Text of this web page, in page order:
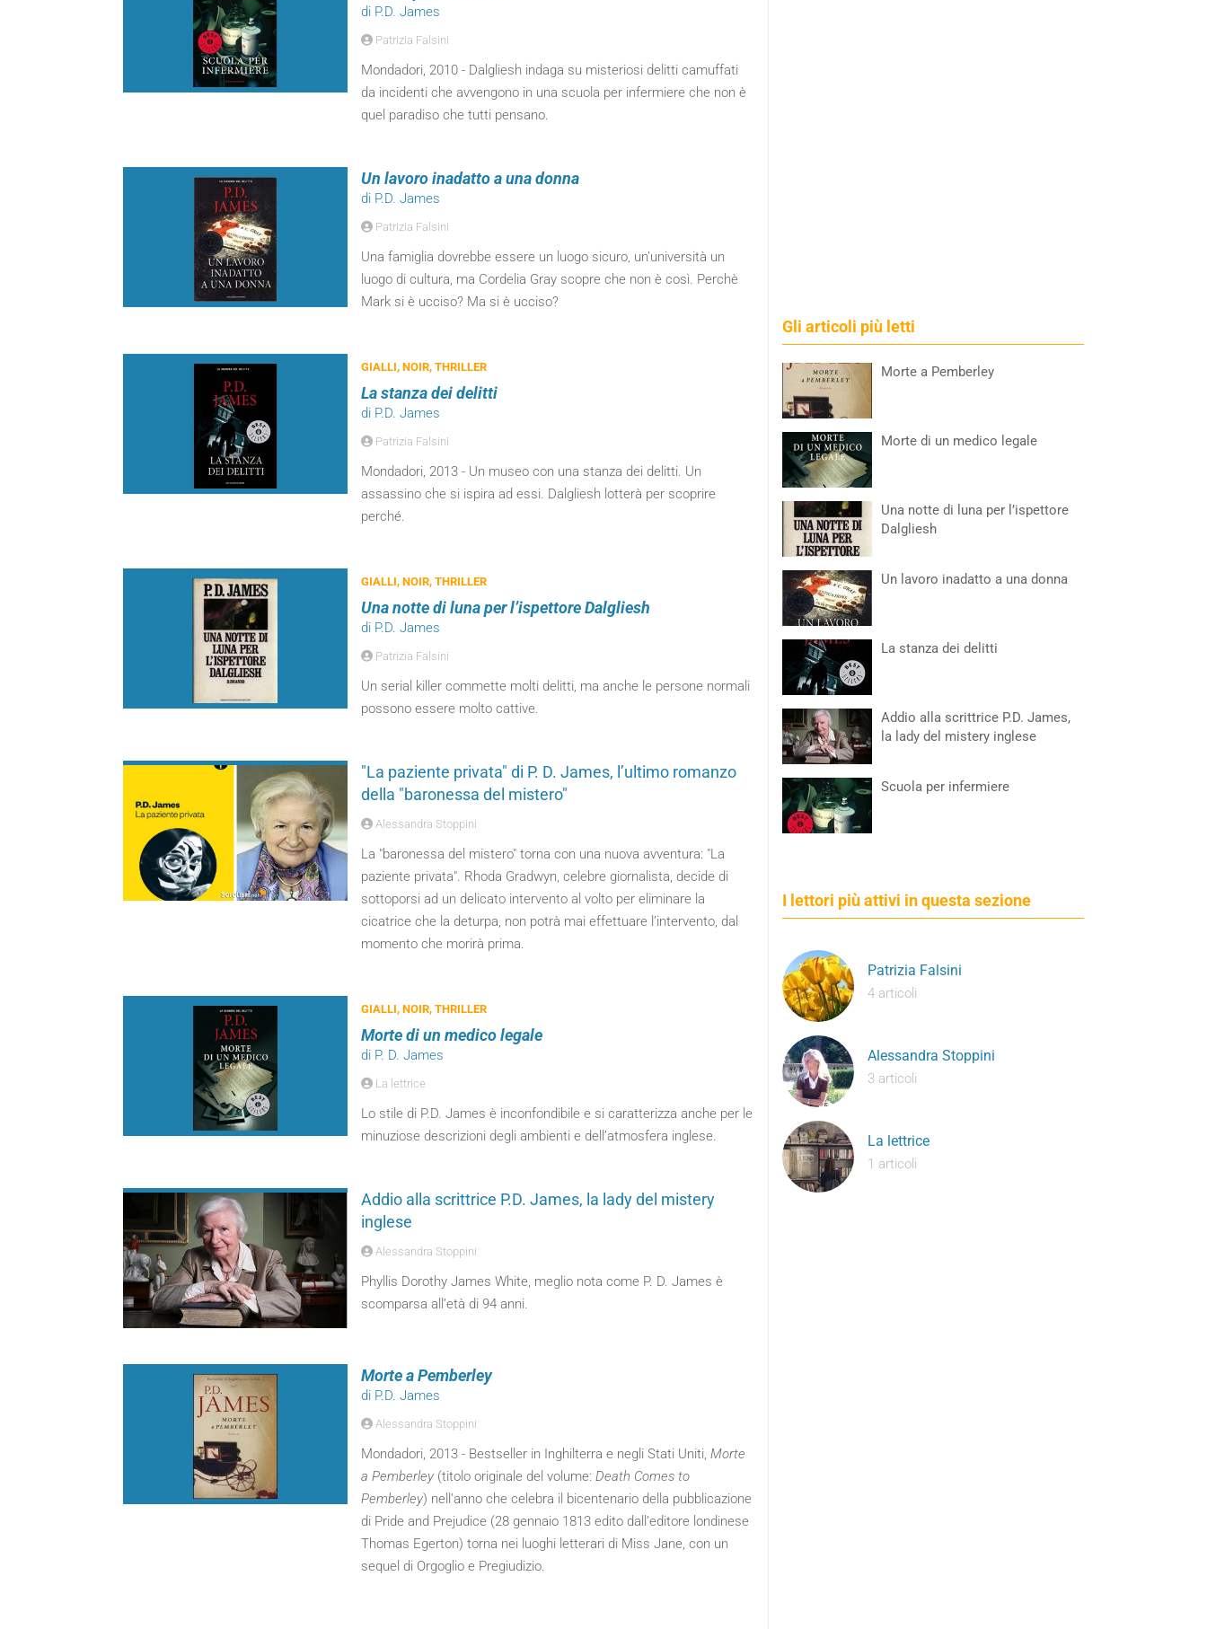
di P.D. James
Patrizia Falsini
Mondadori, 2010 - Dalgliesh indaga su misteriosi delitti camuffati
da incidenti che avvengono in una scuola per infermiere che non è
quel paradiso che tutti pensano.
Un lavoro inadatto a una donna
di P.D. James
Patrizia Falsini
Una famiglia dovrebbe essere un luogo sicuro, un’università un
luogo di cultura, ma Cordelia Gray scopre che non è così. Perchè
Mark si è ucciso? Ma si è ucciso?
GIALLI, NOIR, THRILLER
La stanza dei delitti
di P.D. James
Patrizia Falsini
Mondadori, 2013 - Un museo con una stanza dei delitti. Un
assassino che si ispira ad essi. Dalgliesh lotterà per scoprire
perché.
GIALLI, NOIR, THRILLER
Una notte di luna per l’ispettore Dalgliesh
di P.D. James
Patrizia Falsini
Un serial killer commette molti delitti, ma anche le persone normali
possono essere molto cattive.
"La paziente privata" di P. D. James, l’ultimo romanzo
della "baronessa del mistero"
Alessandra Stoppini
La "baronessa del mistero" torna con una nuova avventura: "La
paziente privata". Rhoda Gradwyn, celebre giornalista, decide di
sottoporsi ad un delicato intervento al volto per eliminare la
cicatrice che la deturpa, non potrà mai effettuare l’intervento, dal
momento che morirà prima.
GIALLI, NOIR, THRILLER
Morte di un medico legale
di P. D. James
La lettrice
Lo stile di P.D. James è inconfondibile e si caratterizza anche per le
minuziose descrizioni degli ambienti e dell’atmosfera inglese.
Addio alla scrittrice P.D. James, la lady del mistery
inglese
Alessandra Stoppini
Phyllis Dorothy James White, meglio nota come P. D. James è
scomparsa all’età di 94 anni.
Morte a Pemberley
di P.D. James
Alessandra Stoppini
Mondadori, 2013 - Bestseller in Inghilterra e negli Stati Uniti, Morte
a Pemberley (titolo originale del volume: Death Comes to
Pemberley) nell’anno che celebra il bicentenario della pubblicazione
di Pride and Prejudice (28 gennaio 1813 edito dall’editore londinese
Thomas Egerton) torna nei luoghi letterari di Miss Jane, con un
sequel di Orgoglio e Pregiudizio.
Gli articoli più letti
Morte a Pemberley
Morte di un medico legale
Una notte di luna per l’ispettore
Dalgliesh
Un lavoro inadatto a una donna
La stanza dei delitti
Addio alla scrittrice P.D. James,
la lady del mistery inglese
Scuola per infermiere
I lettori più attivi in questa sezione
Patrizia Falsini
4 articoli
Alessandra Stoppini
3 articoli
La lettrice
1 articoli